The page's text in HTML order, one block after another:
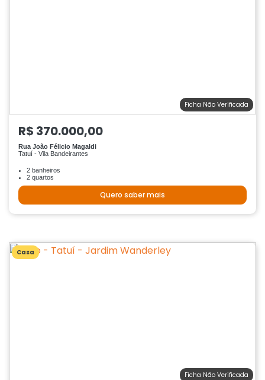
Ficha Não Verificada
R$ 370.000,00
Rua João Félicio Magaldi
Tatuí - Vila Bandeirantes
2 banheiros
2 quartos
Quero saber mais
Casa
Ficha Não Verificada